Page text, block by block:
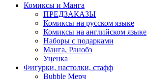
Комиксы и Манга
ПРЕДЗАКАЗЫ
Комиксы на русском языке
Комиксы на английском языке
Наборы с подарками
Манга, Ранобэ
Уценка
Фигурки, настолки, стафф
Bubble Мерч